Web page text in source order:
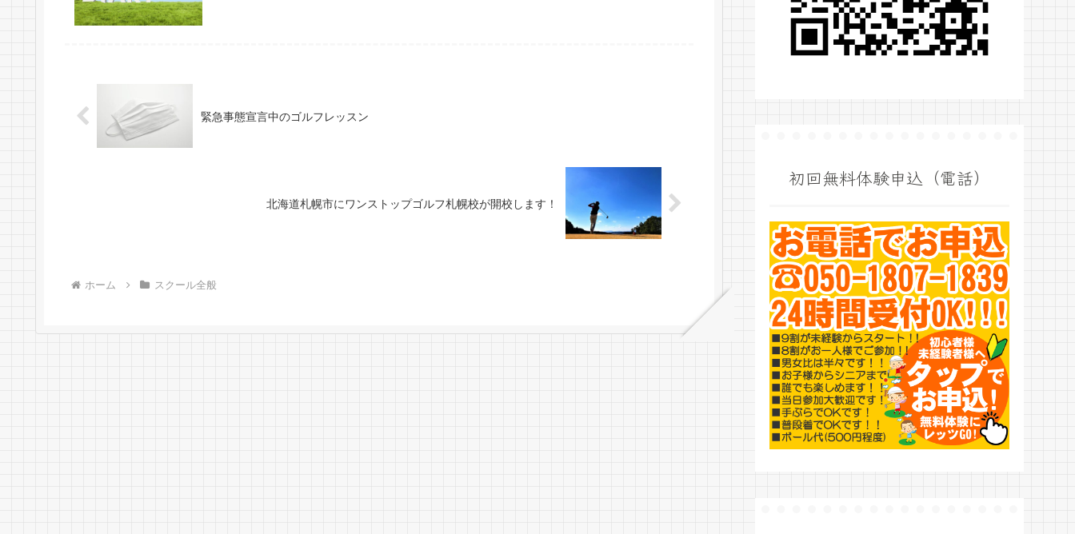
緊急事態宣言中のゴルフレッスン
北海道札幌市にワンストップゴルフ札幌校が開校します！
ホーム スクール全般
初回無料体験申込（電話）